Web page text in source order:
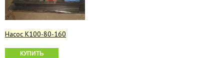
Насос К100-80-160
КУПИТЬ